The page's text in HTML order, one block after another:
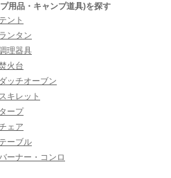
用品・キャンプ道具)を探す
テント
ランタン
理器具
火台
ダッチオーブン
スキレット
タープ
ェア
テーブル
ーナー・コンロ